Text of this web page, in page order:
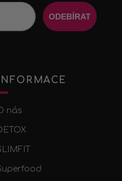
ODEBÍRAT
INFORMACE
nás